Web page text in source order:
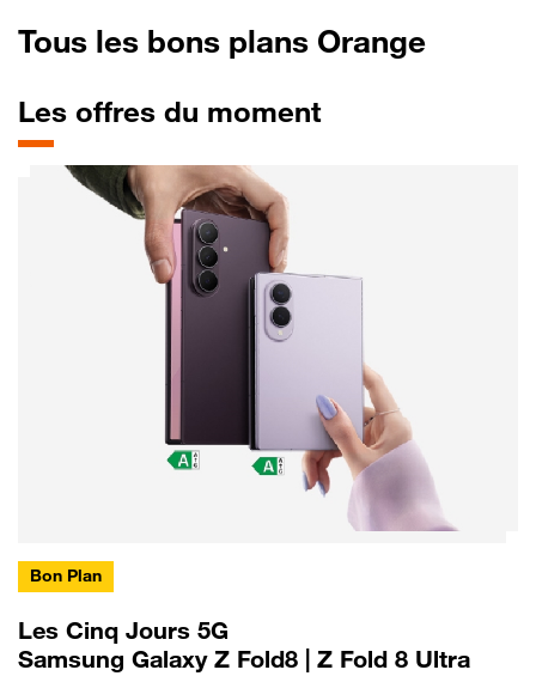
Tous les bons plans Orange
Les offres du moment
Bon Plan
Les Cinq Jours 5G
Samsung Galaxy Z Fold8 | Z Fold 8 Ultra